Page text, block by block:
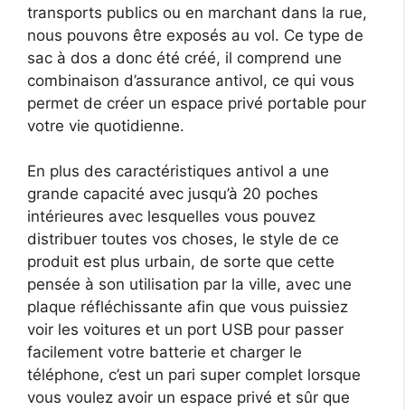
transports publics ou en marchant dans la rue,
nous pouvons être exposés au vol. Ce type de
sac à dos a donc été créé, il comprend une
combinaison d’assurance antivol, ce qui vous
permet de créer un espace privé portable pour
votre vie quotidienne.
En plus des caractéristiques antivol a une
grande capacité avec jusqu’à 20 poches
intérieures avec lesquelles vous pouvez
distribuer toutes vos choses, le style de ce
produit est plus urbain, de sorte que cette
pensée à son utilisation par la ville, avec une
plaque réfléchissante afin que vous puissiez
voir les voitures et un port USB pour passer
facilement votre batterie et charger le
téléphone, c’est un pari super complet lorsque
vous voulez avoir un espace privé et sûr que